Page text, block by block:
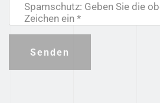
Spamschutz: Geben Sie die
Zeichen ein *
Senden